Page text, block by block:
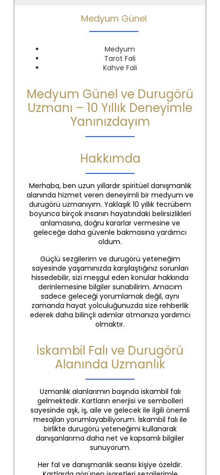
Medyum Günel
Medyum
Tarot Fali
Kahve Fali
Medyum Günel ve Durugörü
Uzmanı – 10 Yıllık Deneyimle
Yanınızdayım
Hakkımda
Merhaba, ben uzun yıllardır spiritüel danışmanlık
alanında hizmet veren deneyimli bir medyum ve
durugörü uzmanıyım. Yaklaşık 10 yıllık tecrübem
boyunca birçok insanın hayatındaki belirsizlikleri
anlamasına, doğru kararlar vermesine ve
geleceğe daha güvenle bakmasına yardımcı
oldum.
Güçlü sezgilerim ve durugörü yeteneğim
sayesinde yaşamınızda karşılaştığınız sorunları
hissedebilir, sizi meşgul eden konular hakkında
derinlemesine bilgiler sunabilirim. Amacım
sadece geleceği yorumlamak değil, aynı
zamanda hayat yolculuğunuzda size rehberlik
ederek daha bilinçli adımlar atmanıza yardımcı
olmaktır.
İskambil Falı ve Durugörü
Alanında Uzmanlık
Uzmanlık alanlarımın başında iskambil falı
gelmektedir. Kartların enerjisi ve sembolleri
sayesinde aşk, iş, aile ve gelecek ile ilgili önemli
mesajları yorumlayabiliyorum. İskambil falı ile
birlikte durugörü yeteneğimi kullanarak
danışanlarıma daha net ve kapsamlı bilgiler
sunuyorum.
Her fal ve danışmanlık seansı kişiye özeldir.